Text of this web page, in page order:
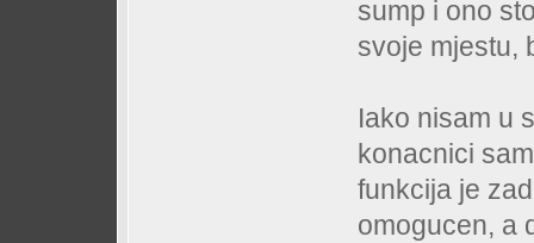
sump i ono
svoje mjestu,
Iako nisam u
konacnici
funkcija je
omogucen, a